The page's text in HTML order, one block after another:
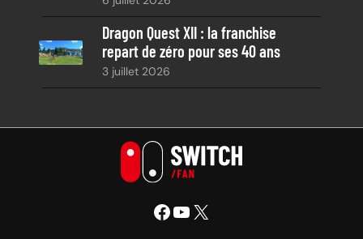
Dragon Quest XII : la franchise
repart de zéro pour ses 40 ans
3 juillet 2026
Facebook YouTube X